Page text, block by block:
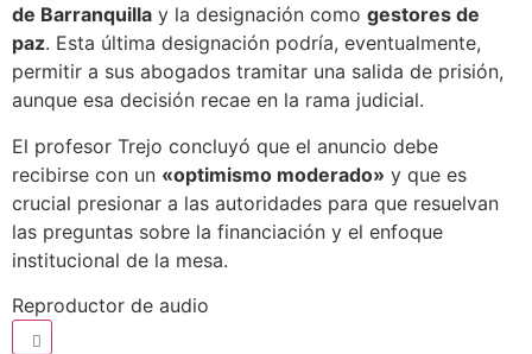
de Barranquilla y la designación como gestores de
paz. Esta última designación podría, eventualmente,
permitir a sus abogados tramitar una salida de prisión,
aunque esa decisión recae en la rama judicial.
El profesor Trejo concluyó que el anuncio debe
recibirse con un «optimismo moderado» y que es
crucial presionar a las autoridades para que resuelvan
las preguntas sobre la financiación y el enfoque
institucional de la mesa.
Reproductor de audio